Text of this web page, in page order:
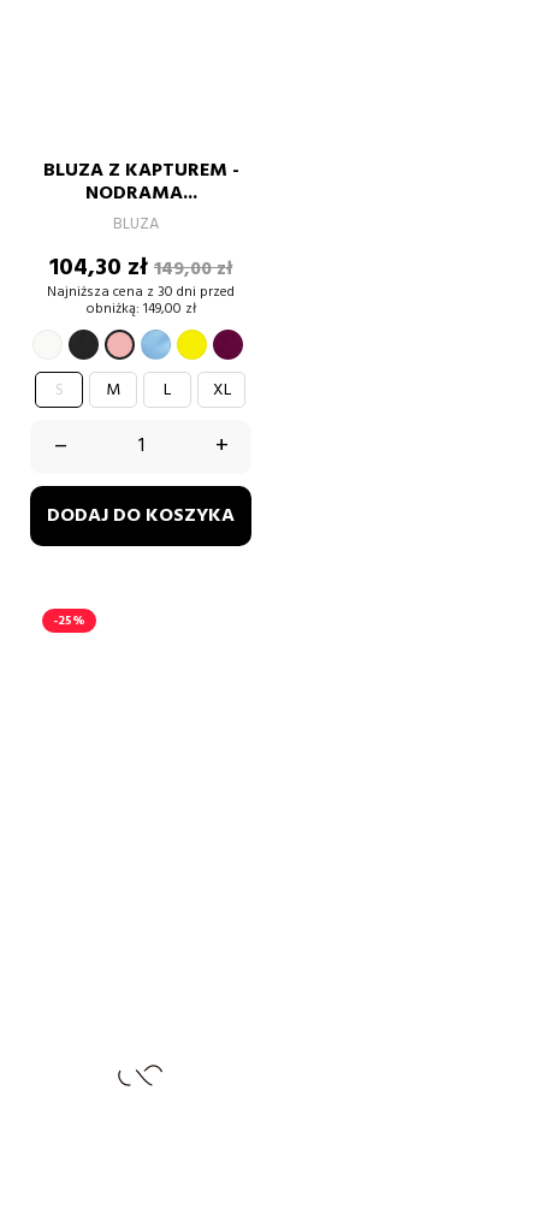
BLUZA Z KAPTUREM -
NODRAMA...
BLUZA
Cena
104,30 złCena
podstawowa
149,00 zł
Najniższa cena z 30 dni przed
obniżką: 149,00 zł
BIAŁYCZARNYPUDROWY
RÓŻ
błękitnyŻółtyburgund
S
M L XL
– +
DODAJ DO KOSZYKA
-25%